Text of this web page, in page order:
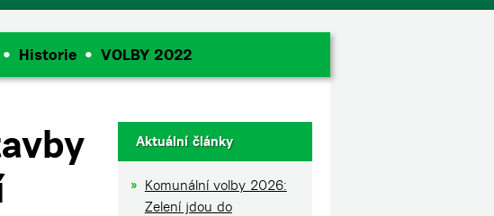
Historie VOLBY 2022
Aktuální články
Komunální volby 2026:
Zelení jdou do